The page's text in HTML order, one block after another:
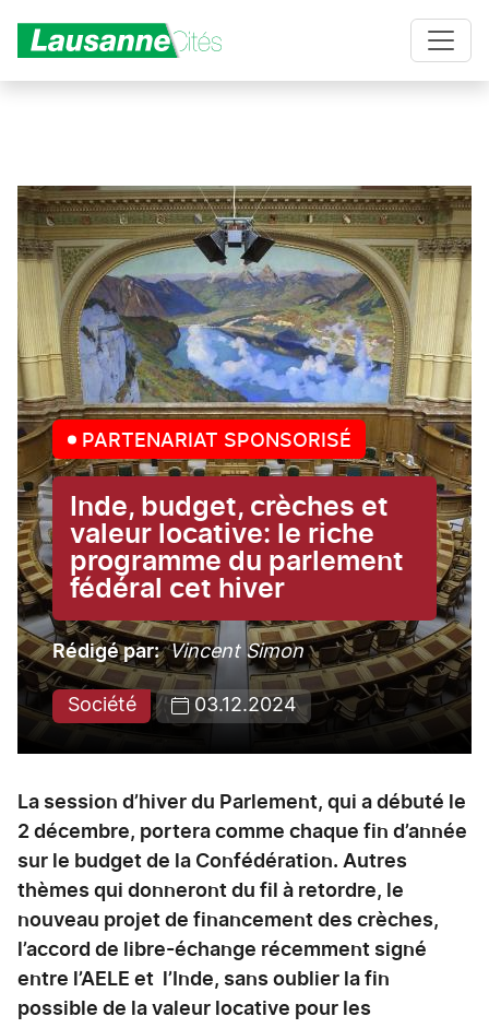
PARTENARIAT SPONSORISÉ
Inde, budget, crèches et
valeur locative: le riche
programme du parlement
fédéral cet hiver
Rédigé par Vincent Simon
Société 03.12.2024
La session d’hiver du Parlement, qui a débuté le
2 décembre, portera comme chaque fin d’année
sur le budget de la Confédération. Autres
thèmes qui donneront du fil à retordre, le
nouveau projet de financement des crèches,
l’accord de libre-échange récemment signé
entre l’AELE et l’Inde, sans oublier la fin
possible de la valeur locative pour les